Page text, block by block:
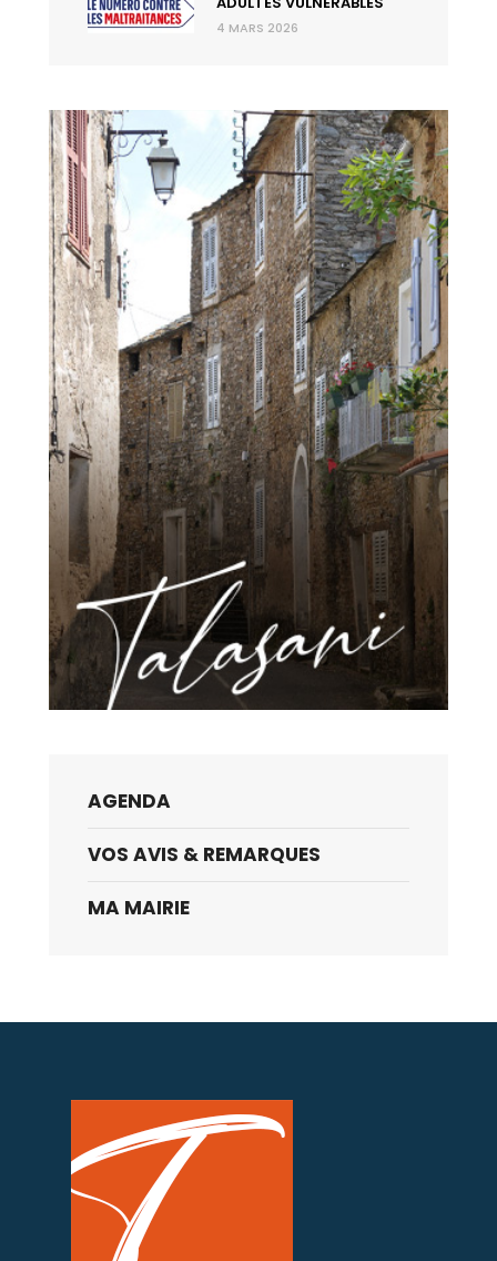
4 MARS 2026
AGENDA
VOS AVIS & REMARQUES
MA MAIRIE